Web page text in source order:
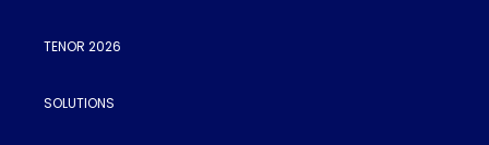
TENOR 2026
SOLUTIONS